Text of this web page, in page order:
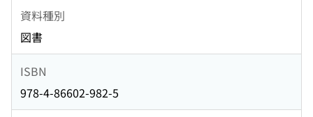
資料種別
図書
ISBN
978-4-86602-982-5